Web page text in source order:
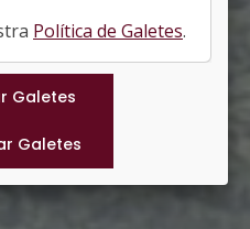
Política de Galetes.